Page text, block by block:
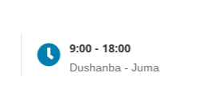
9:00 - 18:00
Dushanba - Juma